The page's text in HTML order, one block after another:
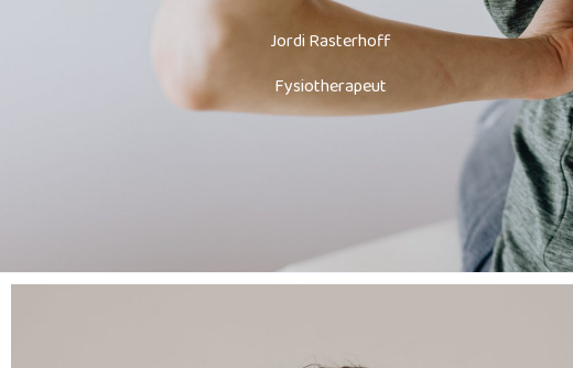
Jordi Rasterhoff
Fysiotherapeut